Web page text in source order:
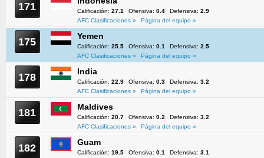
171 Calificación: 27.1 Ofensiva: 0.4 Defensiva: 2.9
AFC Clasificaciones »
Página del equipo »
175 Yemen
Calificación: 25.5 Ofensiva: 0.1 Defensiva: 2.5
AFC Clasificaciones »
Página del equipo »
178 India
Calificación: 22.9 Ofensiva: 0.3 Defensiva: 3.2
AFC Clasificaciones »
Página del equipo »
181 Maldives
Calificación: 20.7 Ofensiva: 0.2 Defensiva: 3.2
AFC Clasificaciones »
Página del equipo »
182 Guam
Calificación: 19.5 Ofensiva: 0.1 Defensiva: 3.1